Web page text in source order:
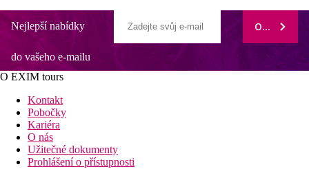
Nejlepší nabídky
do vašeho e-mailu
ODEBÍRAT
O EXIM tours
Kontakt
Pobočky
Kariéra
O nás
Užitečné dokumenty
Prohlášení o přístupnosti